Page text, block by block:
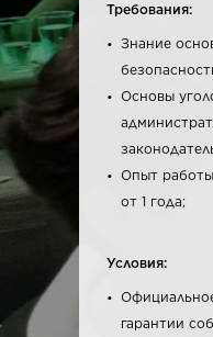
Требования:
Знание
Основы
Опыт
от 1 года;
Условия:
гарантии